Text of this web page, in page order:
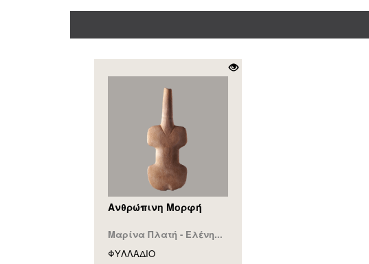
Ανθρώπινη Μορφή
Μαρίνα Πλατή - Ελένη...
ΦΥΛΛAΔΙΟ